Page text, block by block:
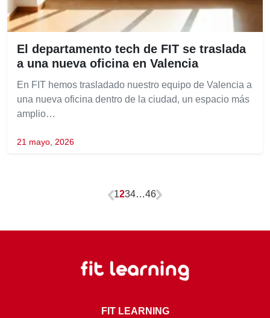
El departamento tech de FIT se traslada
a una nueva oficina en Valencia
En FIT hemos trasladado nuestro equipo de Valencia a
una nueva oficina dentro de la ciudad, un espacio más
amplio…
21 mayo, 2026
1234…46
FIT LEARNING